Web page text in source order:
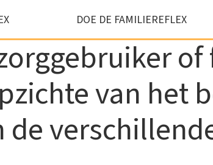
DOE DE FAMILIEREFLEX
van het
Naam
Voornaam
*